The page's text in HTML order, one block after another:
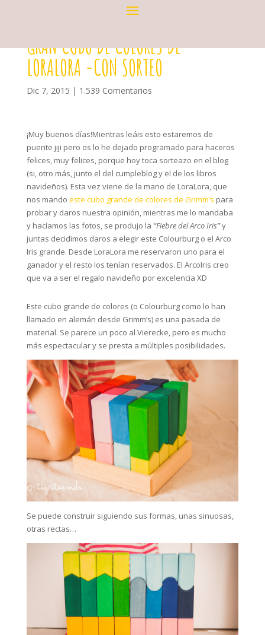
GRAN CUBO DE COLORES DE
LORALORA -CON SORTEO
Dic 7, 2015 | 1.539 Comentarios
¡Muy buenos días!Mientras leáis esto estaremos de
puente jiji pero os lo he dejado programado para haceros
felices, muy felices, porque hoy toca sorteazo en el blog
(si, otro más, junto el del cumpleblog y el de los libros
navideños). Esta vez viene de la mano de LoraLora, que
nos mando este cubo grande de colores de Grimm’s para
probar y daros nuestra opinión, mientras me lo mandaba
y hacíamos las fotos, se produjo la “Fiebre del Arco Iris”y
juntas decidimos daros a elegir este Colourburg o el Arco
Iris grande. Desde LoraLora me reservaron uno para el
ganador y el resto los tenían reservados. El ArcoIris creo
que va a ser el regalo navideño por excelencia XD
Este cubo grande de colores (o Colourburg como lo han
llamado en alemán desde Grimm’s) es una pasada de
material. Se parece un poco al Vierecke, pero es mucho
más espectacular y se presta a múltiples posibilidades.
Se puede construir siguiendo sus formas, unas sinuosas,
otras rectas…